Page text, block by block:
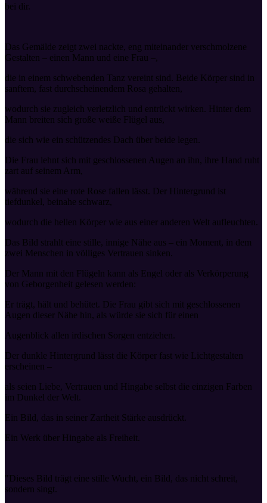
bei dir.
Das Gemälde zeigt zwei nackte, eng miteinander verschmolzene
Gestalten – einen Mann und eine Frau –,
die in einem schwebenden Tanz vereint sind. Beide Körper sind in
sanftem, fast durchscheinendem Rosa gehalten,
wodurch sie zugleich verletzlich und entrückt wirken. Hinter dem
Mann breiten sich große weiße Flügel aus,
die sich wie ein schützendes Dach über beide legen.
Die Frau lehnt sich mit geschlossenen Augen an ihn, ihre Hand ruht
zart auf seinem Arm,
während sie eine rote Rose fallen lässt. Der Hintergrund ist
tiefdunkel, beinahe schwarz,
wodurch die hellen Körper wie aus einer anderen Welt aufleuchten.
Das Bild strahlt eine stille, innige Nähe aus – ein Moment, in dem
zwei Menschen in völliges Vertrauen sinken.
Der Mann mit den Flügeln kann als Engel oder als Verkörperung
von Geborgenheit gelesen werden:
Er trägt, hält und behütet. Die Frau gibt sich mit geschlossenen
Augen dieser Nähe hin, als würde sie sich für einen
Augenblick allen irdischen Sorgen entziehen.
Der dunkle Hintergrund lässt die Körper fast wie Lichtgestalten
erscheinen –
als seien Liebe, Vertrauen und Hingabe selbst die einzigen Farben
im Dunkel der Welt.
Ein Bild, das in seiner Zartheit Stärke ausdrückt.
Ein Werk über Hingabe als Freiheit.
"Dieses Bild trägt eine stille Wucht, ein Bild, das nicht schreit,
sondern singt.